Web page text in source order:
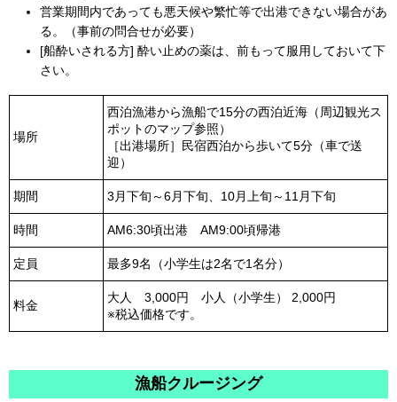
営業期間内であっても悪天候や繁忙等で出港できない場合があ
る。（事前の問合せが必要）
[船酔いされる方] 酔い止めの薬は、前もって服用しておいて下
さい。
場所
西泊漁港から漁船で15分の西泊近海（周辺観光ス
ポットのマップ参照）
［出港場所］民宿西泊から歩いて5分（車で送
迎）
期間 3月下旬～6月下旬、10月上旬～11月下旬
時間 AM6:30頃出港 AM9:00頃帰港
定員 最多9名（小学生は2名で1名分）
料金
大人 3,000円 小人（小学生） 2,000円
※税込価格です。
漁船クルージング